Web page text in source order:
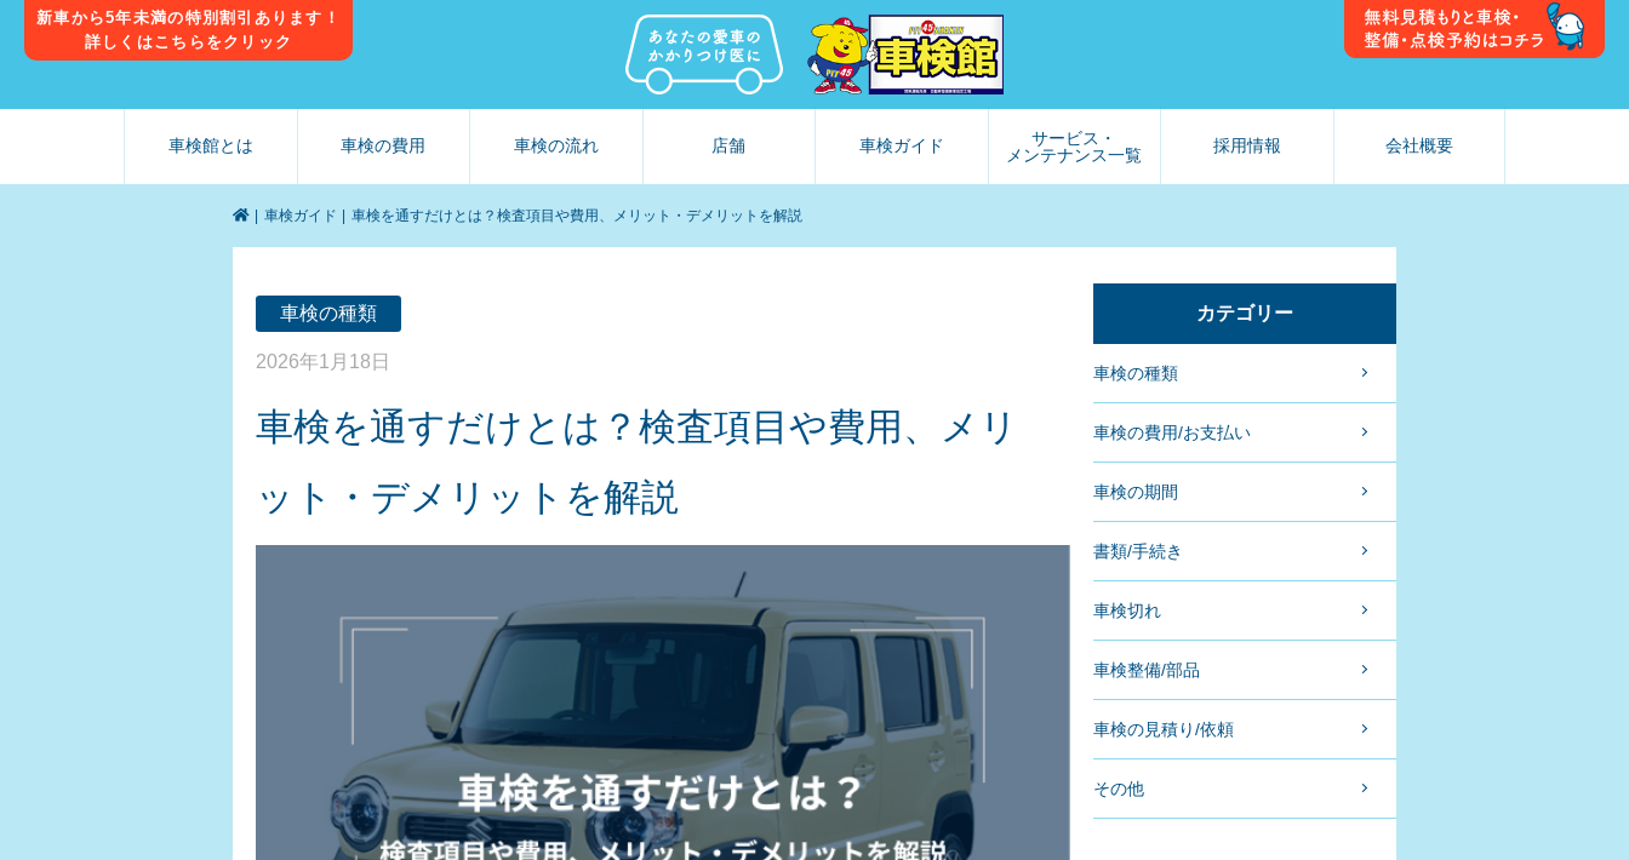
新車から5年未満の特別割引あります！
詳しくはこちらをクリック
車検館とは 車検の費用 車検の流れ 店舗 車検ガイド
サービス・
メンテナンス一覧
採用情報 会社概要
車検ガイド 車検を通すだけとは？検査項目や費用、メリット・デメリットを解説
車検の種類
2026年1月18日
車検を通すだけとは？検査項目や費用、メリ
ット・デメリットを解説
カテゴリー
車検の種類
車検の費用/お支払い
車検の期間
書類/手続き
車検切れ
車検整備/部品
車検の見積り/依頼
その他